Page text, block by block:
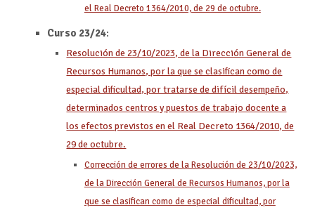
el Real Decreto 1364/2010, de 29 de octubre.
Curso 23/24:
Resolución de 23/10/2023, de la Dirección General de
Recursos Humanos, por la que se clasifican como de
especial dificultad, por tratarse de difícil desempeño,
determinados centros y puestos de trabajo docente a
los efectos previstos en el Real Decreto 1364/2010, de
29 de octubre.
Corrección de errores de la Resolución de 23/10/2023,
de la Dirección General de Recursos Humanos, por la
que se clasifican como de especial dificultad, por